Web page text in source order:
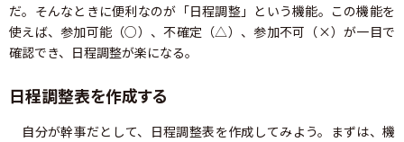
だ。そんなときに便利なのが「日程調整」という機能。この機能を
使えば、参加可能（○）、不確定（△）、参加不可（×）が一目で
確認でき、日程調整が楽になる。
日程調整表を作成する
自分が幹事だとして、日程調整表を作成してみよう。まずは、機